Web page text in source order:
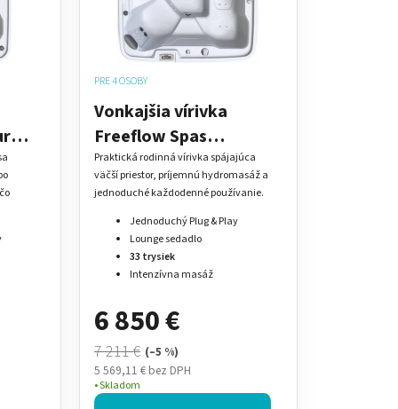
u
k
t
o
v
PRE 4 OSOBY
Vonkajšia vírivka
Freeflow Spas
EXCURSION™ pre 4
osoby s ležadlom -
Plug & Play
Praktická rodinná vírivka spájajúca
väčší priestor, príjemnú hydromasáž a
jednoduché každodenné používanie.
Jednoduchý Plug & Play
Lounge sedadlo
33 trysiek
Intenzívna masáž
6 850 €
7 211 € (–5 %)
5 569,11 € bez DPH
Skladom